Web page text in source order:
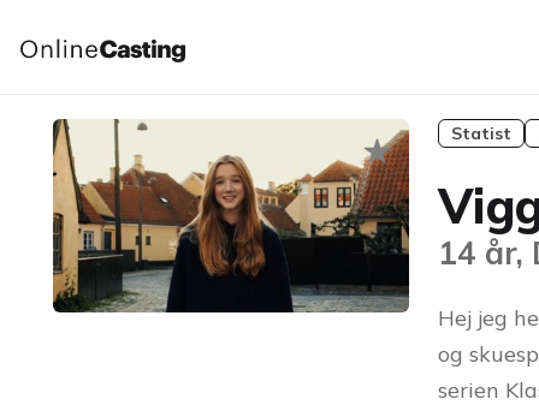
Statist
14 år,
Hej jeg
og
serien